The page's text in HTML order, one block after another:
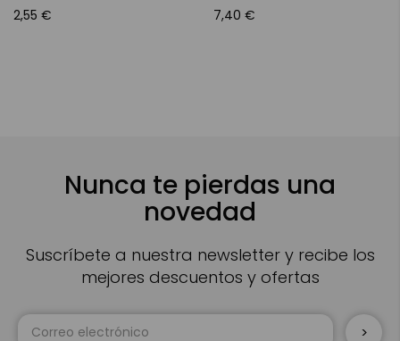
2,55 € 7,40 €
Nunca te pierdas una
novedad
Suscríbete a nuestra newsletter y recibe los
mejores descuentos y ofertas